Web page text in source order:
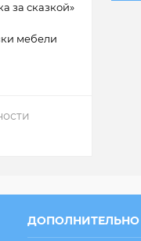
за сказкой»
мебели
ДОПОЛНИТЕЛЬНО